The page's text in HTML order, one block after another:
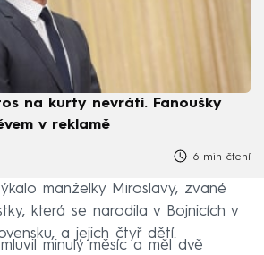
na kurty nevrátí. Fanoušky
v reklamě
6 min čtení
manželky Miroslavy, zvané
která se narodila v Bojnicích v
a jejich čtyř dětí.
minulý měsíc a měl dvě